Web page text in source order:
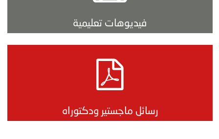
فيديوهات تعليمية
رسائل ماجستير ودكتوراه